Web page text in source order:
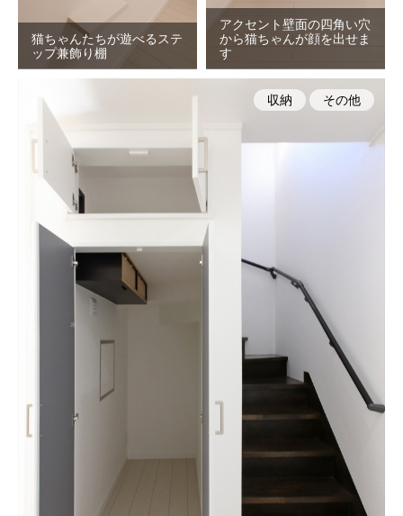
猫ちゃんたちが遊べるステ
ップ兼飾り棚
アクセント壁面の四角い穴
から猫ちゃんが顔を出せま
す
収納 その他